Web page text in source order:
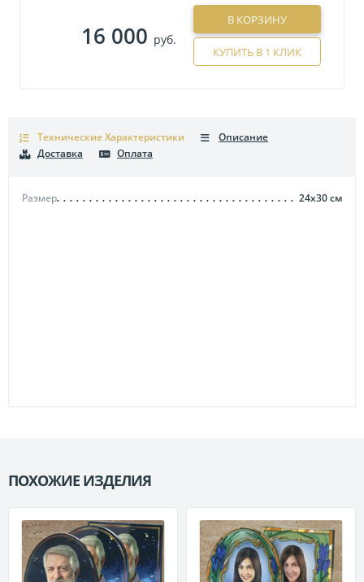
16 000 руб.
В КОРЗИНУ
КУПИТЬ В 1 КЛИК
Технические Характеристики
Размер 24х30см
Описание
Доставка
Оплата
ПОХОЖИЕ ИЗДЕЛИЯ